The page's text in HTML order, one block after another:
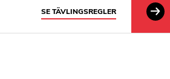
SE TÄVLINGSREGLER